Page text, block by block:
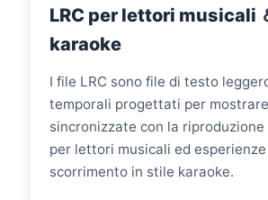
LRC per lettori musicali
karaoke
I file LRC sono file di testo
temporali progettati per
sincronizzate con la riproduzione
per lettori musicali ed
scorrimento in stile karaoke.